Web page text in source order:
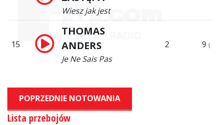
Wiesz jak jest
15
THOMAS
ANDERS
Je Ne Sais Pas
2 9 (
POPRZEDNIE NOTOWANIA
Lista przebojów